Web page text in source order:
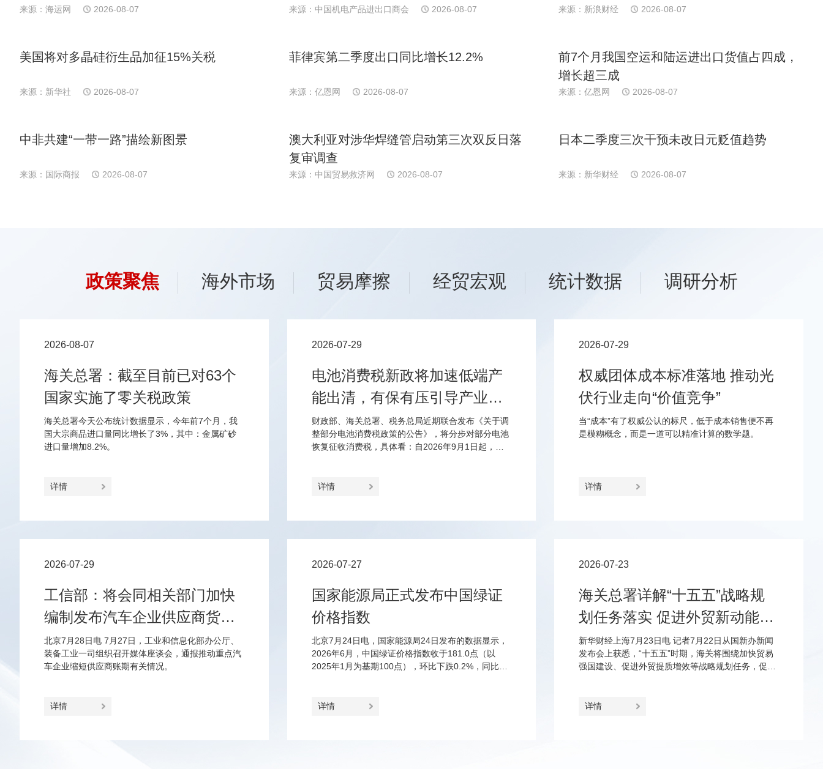
来源：海运网 2026-08-07
关税；多国港口罢工；日消费连续下滑；欧
来源：中国机电产品进出口商会 2026-08-07 来源：新浪财经 2026-08-07
美国将对多晶硅衍生品加征15%关税
来源：新华社 2026-08-07
菲律宾第二季度出口同比增长12.2%
来源：亿恩网 2026-08-07
前7个月我国空运和陆运进出口货值占四成，
增长超三成
来源：亿恩网 2026-08-07
中非共建“一带一路”描绘新图景
来源：国际商报 2026-08-07
澳大利亚对涉华焊缝管启动第三次双反日落
复审调查
来源：中国贸易救济网 2026-08-07
日本二季度三次干预未改日元贬值趋势
来源：新华财经 2026-08-07
政策聚焦 海外市场 贸易摩擦 经贸宏观 统计数据 调研分析
2026-08-07
海关总署：截至目前已对63个
国家实施了零关税政策
海关总署今天公布统计数据显示，今年前7个月，我
国大宗商品进口量同比增长了3%，其中：金属矿砂
进口量增加8.2%。
详情
2026-07-29
电池消费税新政将加速低端产
能出清，有保有压引导产业优
化结构
财政部、海关总署、税务总局近期联合发布《关于调
整部分电池消费税政策的公告》，将分步对部分电池
恢复征收消费税，具体看：自2026年9月1日起，对
电池延至2027年4月1日起征2%、2028年4月1日起征
详情
2026-07-29
权威团体成本标准落地 推动光
伏行业走向“价值竞争”
当“成本”有了权威公认的标尺，低于成本销售便不再
是模糊概念，而是一道可以精准计算的数学题。
详情
2026-07-29
工信部：将会同相关部门加快
编制发布汽车企业供应商货款
支付规范指引
北京7月28日电 7月27日，工业和信息化部办公厅、
装备工业一司组织召开媒体座谈会，通报推动重点汽
车企业缩短供应商账期有关情况。
详情
2026-07-27
国家能源局正式发布中国绿证
价格指数
北京7月24日电，国家能源局24日发布的数据显示，
2026年6月，中国绿证价格指数收于181.0点（以
2025年1月为基期100点），环比下跌0.2%，同比上
详情
2026-07-23
海关总署详解“十五五”战略规
划任务落实 促进外贸新动能更
加壮大、进出口更加协调
新华财经上海7月23日电 记者7月22日从国新办新闻
发布会上获悉，“十五五”时期，海关将围绕加快贸易
强国建设、促进外贸提质增效等战略规划任务，促进
详情